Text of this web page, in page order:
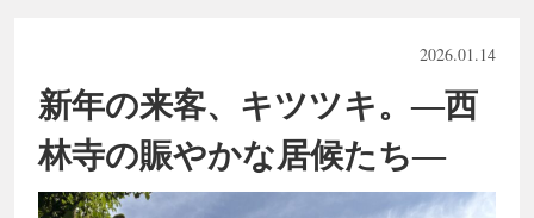
2026.01.14
新年の来客、キツツキ。―西
林寺の賑やかな居候たち―